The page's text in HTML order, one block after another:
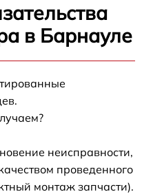
в Барнауле
неисправности,
проведенного
монтаж запчасти).